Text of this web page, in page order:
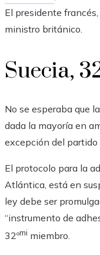
El presidente
ministro británico.
Suecia,
No se esperaba que
dada la mayoría en
excepción del partido
El protocolo para la
Atlántica, está en
ley debe ser
“instrumento de
32ºmi miembro.